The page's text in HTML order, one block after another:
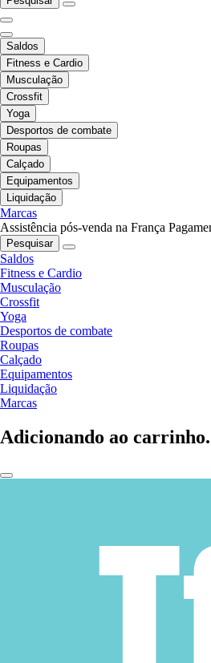
Saldos
Fitness e Cardio
Musculação
Crossfit
Yoga
Desportos de combate
Roupas
Calçado
Equipamentos
Liquidação
Marcas
Assistência pós-venda na França
Pesquisar
Saldos
Fitness e Cardio
Musculação
Crossfit
Yoga
Desportos de combate
Roupas
Calçado
Equipamentos
Liquidação
Marcas
Adicionando ao